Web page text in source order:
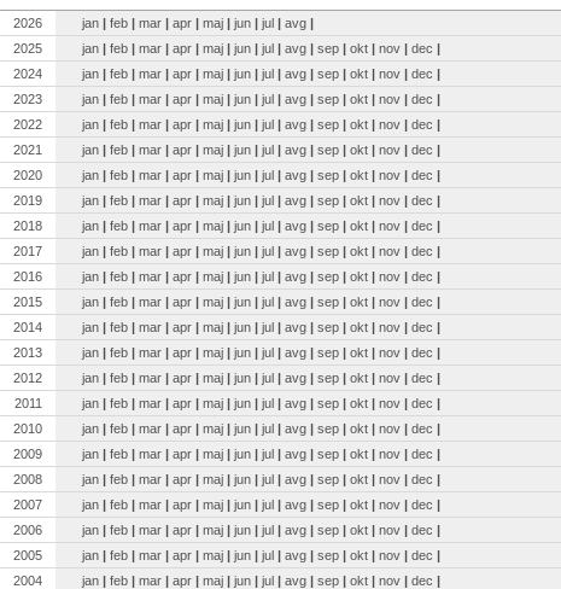
2026 jan | feb | mar | apr | maj | jun | jul | avg |
2025
jan | feb | mar | apr | maj | jun | jul | avg | sep | okt | nov | dec |
2024
jan | feb | mar | apr | maj | jun | jul | avg | sep | okt | nov | dec |
2023
jan | feb | mar | apr | maj | jun | jul | avg | sep | okt | nov | dec |
2022
jan | feb | mar | apr | maj | jun | jul | avg | sep | okt | nov | dec |
2021
jan | feb | mar | apr | maj | jun | jul | avg | sep | okt | nov | dec |
2020
jan | feb | mar | apr | maj | jun | jul | avg | sep | okt | nov | dec |
2019
jan | feb | mar | apr | maj | jun | jul | avg | sep | okt | nov | dec |
2018
jan | feb | mar | apr | maj | jun | jul | avg | sep | okt | nov | dec |
2017
jan | feb | mar | apr | maj | jun | jul | avg | sep | okt | nov | dec |
2016
jan | feb | mar | apr | maj | jun | jul | avg | sep | okt | nov | dec |
2015
jan | feb | mar | apr | maj | jun | jul | avg | sep | okt | nov | dec |
2014
jan | feb | mar | apr | maj | jun | jul | avg | sep | okt | nov | dec |
2013
jan | feb | mar | apr | maj | jun | jul | avg | sep | okt | nov | dec |
2012
jan | feb | mar | apr | maj | jun | jul | avg | sep | okt | nov | dec |
2011
jan | feb | mar | apr | maj | jun | jul | avg | sep | okt | nov | dec |
2010
jan | feb | mar | apr | maj | jun | jul | avg | sep | okt | nov | dec |
2009
jan | feb | mar | apr | maj | jun | jul | avg | sep | okt | nov | dec |
2008
jan | feb | mar | apr | maj | jun | jul | avg | sep | okt | nov | dec |
2007
jan | feb | mar | apr | maj | jun | jul | avg | sep | okt | nov | dec |
2006
jan | feb | mar | apr | maj | jun | jul | avg | sep | okt | nov | dec |
2005
jan | feb | mar | apr | maj | jun | jul | avg | sep | okt | nov | dec |
2004
jan | feb | mar | apr | maj | jun | jul | avg | sep | okt | nov | dec |